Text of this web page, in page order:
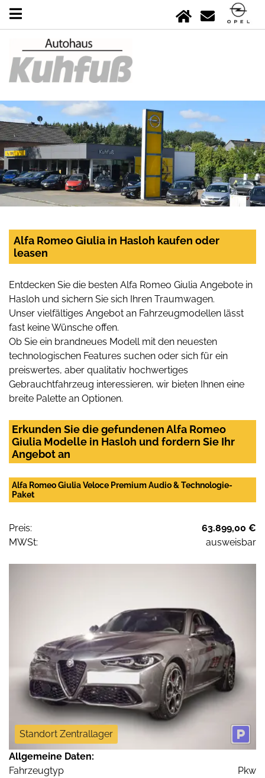
Alfa Romeo Giulia in Hasloh kaufen oder
leasen
Entdecken Sie die besten Alfa Romeo Giulia Angebote in
Hasloh und sichern Sie sich Ihren Traumwagen.
Unser vielfältiges Angebot an Fahrzeugmodellen lässt
fast keine Wünsche offen.
Ob Sie ein brandneues Modell mit den neuesten
technologischen Features suchen oder sich für ein
preiswertes, aber qualitativ hochwertiges
Gebrauchtfahrzeug interessieren, wir bieten Ihnen eine
breite Palette an Optionen.
Erkunden Sie die gefundenen Alfa Romeo
Giulia Modelle in Hasloh und fordern Sie Ihr
Angebot an
Alfa Romeo Giulia Veloce Premium Audio & Technologie-
Paket
Preis:
63.899,00 €
MWSt:
ausweisbar
Standort Zentrallager
Allgemeine Daten:
Fahrzeugtyp
Pkw